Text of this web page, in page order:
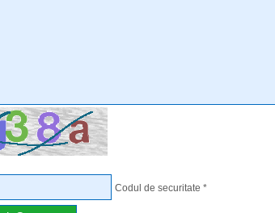
Codul de securitate *